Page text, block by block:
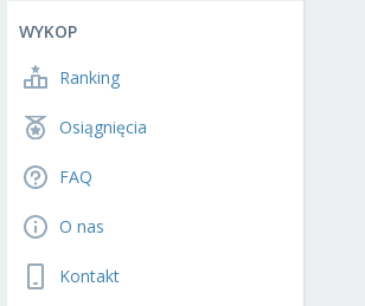
WYKOP
Ranking
Osiągnięcia
FAQ
O nas
Kontakt